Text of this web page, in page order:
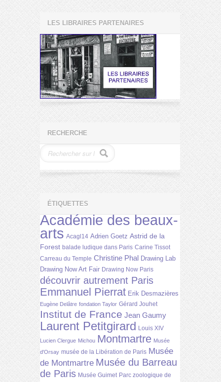
LES LIBRAIRES PARTENAIRES
RECHERCHE
ÉTIQUETTES
Académie des beaux-
arts Acagl14 Adrien Goetz Astrid de la
Forest balade ludique dans Paris Carine Tissot
Carreau du Temple Christine Phal Drawing Lab
Drawing Now Art Fair Drawing Now Paris
découvrir autrement Paris
Emmanuel Pierrat Erik Desmazières
Eugène Delâtre fondation Taylor Gérard Jouhet
Institut de France Jean Gaumy
Laurent Petitgirard Louis XIV
Lucien Clergue Michou Montmartre Musée
d'Orsay musée de la Libération de Paris Musée
de Montmartre Musée du Barreau
de Paris Musée Guimet Parc zoologique de